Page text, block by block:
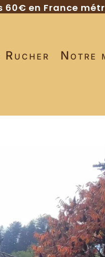
60€ en France
Rucher Notre